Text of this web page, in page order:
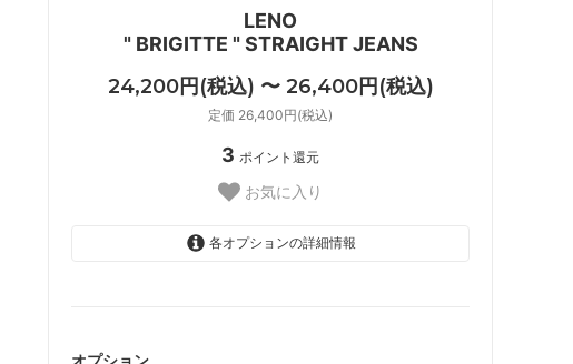
LENO
" BRIGITTE " STRAIGHT JEANS
24,200円(税込) 〜 26,400円(税込)
定価 26,400円(税込)
3 ポイント還元
お気に入り
各オプションの詳細情報